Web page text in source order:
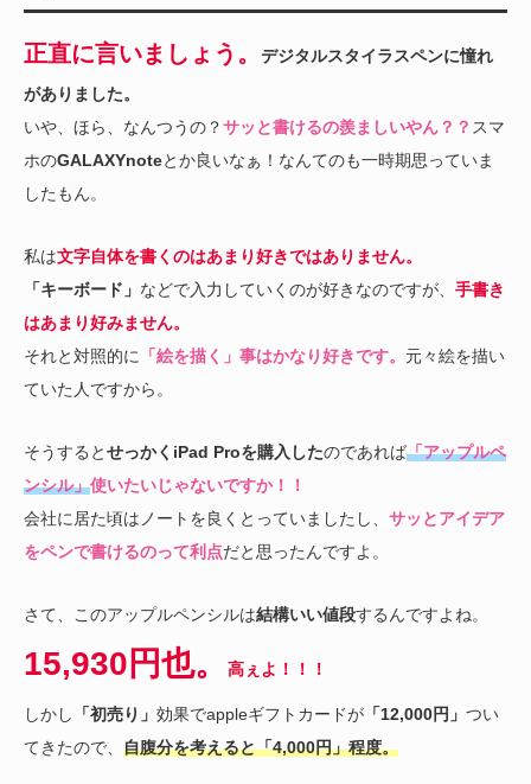
正直に言いましょう。
デジタルスタイラスペンに憧れ
がありました。
いや、ほら、なんつうの？サッと書けるの羨ましいやん？？ スマ
ホのGALAXYnoteとか良いなぁ！なんてのも一時期思っていま
したもん。
私は文字自体を書くのはあまり好きではありません。
「キーボード」 などで入力していくのが好きなのですが、 手書き
はあまり好みません。
それと対照的に
「絵を描く」事はかなり好きです。 元々絵を描い
ていた人ですから。
そうするとせっかくiPad Proを購入したのであれば「アップルペ
ンシル」使いたいじゃないですか！！
会社に居た頃はノートを良くとっていましたし、 サッとアイデア
をペンで書けるのって利点だと思ったんですよ。
さて、このアップルペンシルは結構いい値段するんですよね。
15,930円也。 高ぇよ！！！
しかし 「初売り」 効果でappleギフトカードが 「12,000円」 つい
てきたので、 自腹分を考えると「4,000円」程度。